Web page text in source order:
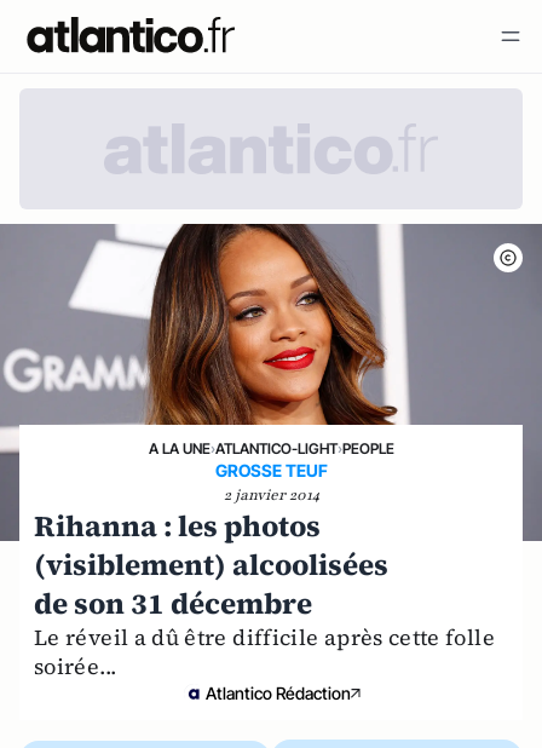
A LA UNE›ATLANTICO-LIGHT›PEOPLE
GROSSE TEUF
2 janvier 2014
Rihanna : les photos
(visiblement) alcoolisées
de son 31 décembre
Le réveil a dû être difficile après cette folle
soirée...
Atlantico Rédaction